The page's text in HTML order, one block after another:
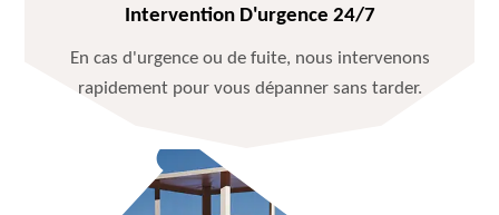
Intervention D'urgence 24/7
En cas d'urgence ou de fuite, nous intervenons
rapidement pour vous dépanner sans tarder.